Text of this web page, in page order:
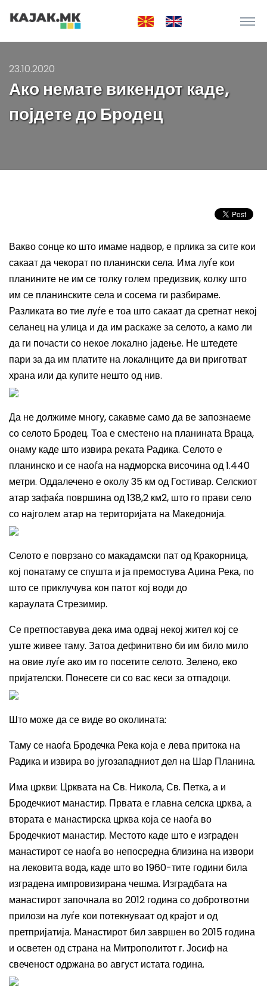
23.10.2020
Ако немате викендот каде,
појдете до Бродец
Вакво сонце ко што имаме надвор, е прлика за сите кои
сакаат да чекорат по планински села. Има луѓе кои
планините не им се толку голем предизвик, колку што
им се планинските села и сосема ги разбираме.
Разликата во тие луѓе е тоа што сакаат да сретнат некој
селанец на улица и да им раскаже за селото, а камо ли
да ги почасти со некое локално јадење. Не штедете
пари за да им платите на локалнците да ви приготват
храна или да купите нешто од нив.
Да не должиме многу, сакавме само да ве запознаеме
со селото Бродец. Тоа е сместено на планината Враца,
онаму каде што извира реката Радика. Селото е
планинско и се наоѓа на надморска височина од 1.440
метри. Оддалечено е околу 35 км од Гостивар. Селскиот
атар зафаќа површина од 138,2 км2, што го прави село
со најголем атар на територијата на Македонија.
Селото е поврзано со макадамски пат од Кракорница,
кој понатаму се спушта и ја премостува Аџина Река, по
што се приклучува кон патот кој води до
караулата Стрезимир.
Се претпоставува дека има одвај некој жител кој се
уште живее таму. Затоа дефинитвно би им било мило
на овие луѓе ако им го посетите селото. Зелено, еко
пријателски. Понесете си со вас кеси за отпадоци.
Што може да се виде во околината:
Таму се наоѓа Бродечка Река која е лева притока на
Радика и извира во југозападниот дел на Шар Планина.
Има цркви: Црквата на Св. Никола, Св. Петка, а и
Бродечкиот манастир. Првата е главна селска црква, а
втората е манастирска црква која се наоѓа во
Бродечкиот манастир. Местото каде што е изграден
манастирот се наоѓа во непосредна близина на извори
на лековита вода, каде што во 1960-тите години била
изградена импровизирана чешма. Изградбата на
манастирот започнала во 2012 година со добротвотни
прилози на луѓе кои потекнуваат од крајот и од
претпријатија. Манастирот бил завршен во 2015 година
и осветен од страна на Митрополитот г. Јосиф на
свеченост одржана во август истата година.